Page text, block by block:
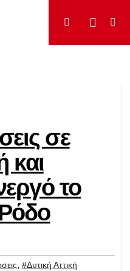
σε
και
το
, #Δυτική Αττική